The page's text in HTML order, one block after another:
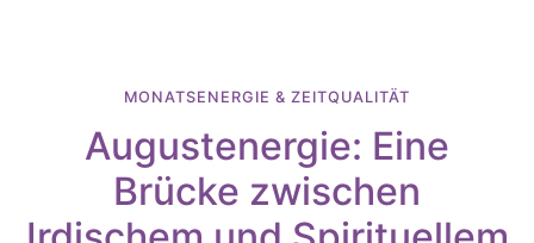
MONATSENERGIE & ZEITQUALITÄT
Augustenergie: Eine
Brücke zwischen